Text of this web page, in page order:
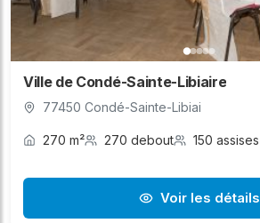
Ville de Condé-Sainte-Libiaire
77450 Condé-Sainte-Libiai
270 m² 270 debout 150 assises
Voir les détails